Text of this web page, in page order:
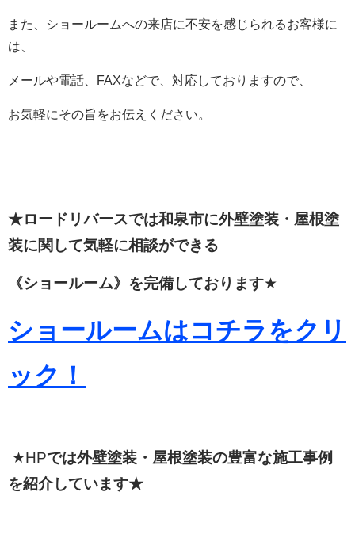
また、ショールームへの来店に不安を感じられるお客様に
は、
メールや電話、FAXなどで、対応しておりますので、
お気軽にその旨をお伝えください。
★ロードリバースでは和泉市に外壁塗装・屋根塗
装に関して気軽に相談ができる
《ショールーム》を完備しております★
ショールームはコチラをクリ
ック！
★HPでは外壁塗装・屋根塗装の豊富な施工事例
を紹介しています★